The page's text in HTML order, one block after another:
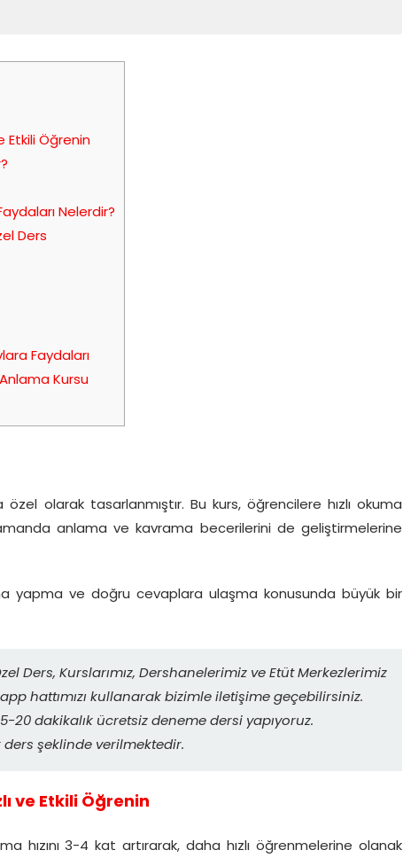
Etkili Öğrenin
Nelerdir?
Ders
Faydaları
Kursu
özel olarak tasarlanmıştır. Bu kurs, öğrencilere hızlı okuma
anlama ve kavrama becerilerini de geliştirmelerine
yapma ve doğru cevaplara ulaşma konusunda büyük bir
Ders, Kurslarımız, Dershanelerimiz ve Etüt Merkezlerimiz
hattımızı kullanarak bizimle iletişime geçebilirsiniz.
dakikalık ücretsiz deneme dersi yapıyoruz.
ders şeklinde verilmektedir.
ve Etkili Öğrenin
hızını 3-4 kat artırarak, daha hızlı öğrenmelerine olanak